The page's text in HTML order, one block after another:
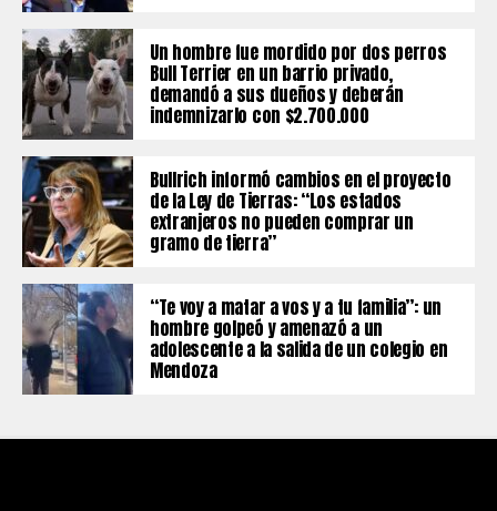
Un hombre fue mordido por dos perros
Bull Terrier en un barrio privado,
demandó a sus dueños y deberán
indemnizarlo con $2.700.000
Bullrich informó cambios en el proyecto
de la Ley de Tierras: “Los estados
extranjeros no pueden comprar un
gramo de tierra”
“Te voy a matar a vos y a tu familia”: un
hombre golpeó y amenazó a un
adolescente a la salida de un colegio en
Mendoza